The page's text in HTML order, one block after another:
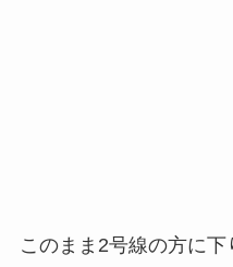
このまま2号線の方に